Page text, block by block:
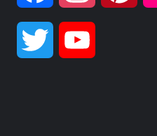
Twitter